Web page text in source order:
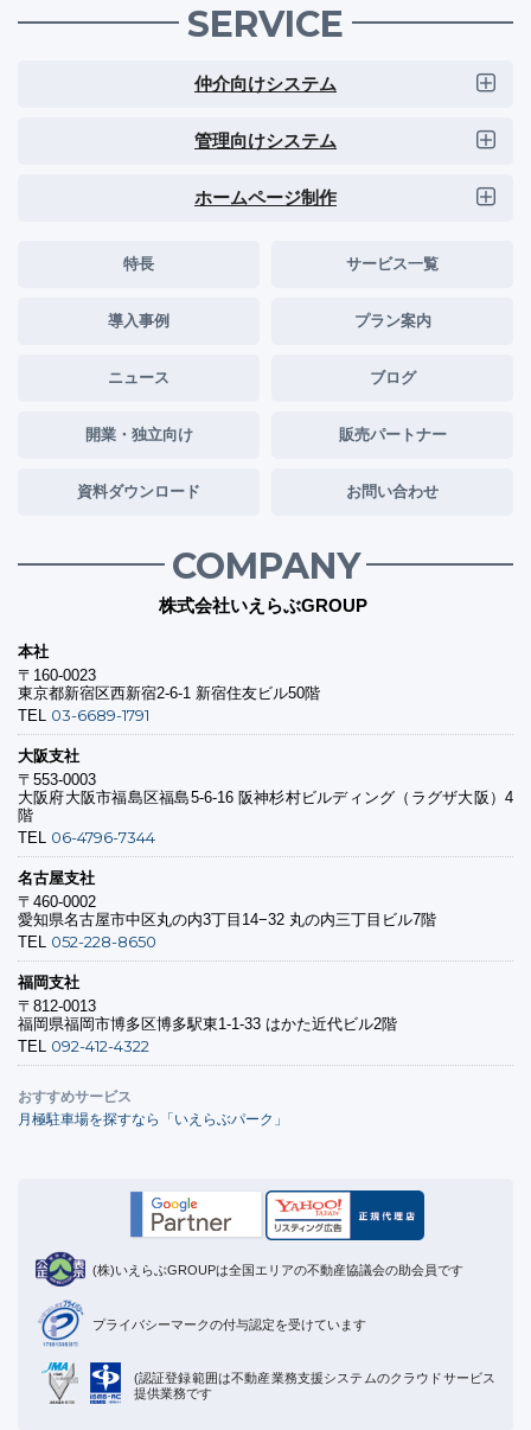
SERVICE
仲介向けシステム
管理向けシステム
ホームページ制作
特長 サービス一覧
導入事例 プラン案内
ニュース ブログ
開業・独立向け 販売パートナー
資料ダウンロード お問い合わせ
COMPANY
株式会社いえらぶGROUP
本社
〒160-0023
東京都新宿区西新宿2-6-1 新宿住友ビル50階
TEL 03-6689-1791
大阪支社
〒553-0003
大阪府大阪市福島区福島5-6-16 阪神杉村ビルディング（ラグザ大阪）4
階
TEL 06-4796-7344
名古屋支社
〒460-0002
愛知県名古屋市中区丸の内3丁目14−32 丸の内三丁目ビル7階
TEL 052-228-8650
福岡支社
〒812-0013
福岡県福岡市博多区博多駅東1-1-33 はかた近代ビル2階
TEL 092-412-4322
おすすめサービス
月極駐車場を探すなら「いえらぶパーク」
(株)いえらぶGROUPは全国エリアの不動産協議会の助会員です
プライバシーマークの付与認定を受けています
(認証登録範囲は不動産業務支援システムのクラウドサービス
提供業務です